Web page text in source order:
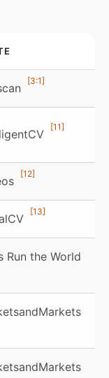
[3:1]
[11]
[12]
[13]
Run the World